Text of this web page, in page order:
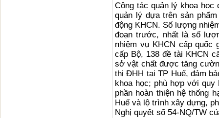
Công tác quản lý khoa
quản lý dựa trên sản
động KHCN. Số lượng
đoạn trước, nhất là số
nhiệm vụ KHCN cấp quốc
cấp Bộ, 138 đề tài KHCN
sở vật chất được tăng
thị ĐHH tại TP Huế, đảm
khoa học; phù hợp với quy
phần hoàn thiện hệ thống
Huế và lộ trình xây dựng,
Nghị quyết số 54-NQ/TW